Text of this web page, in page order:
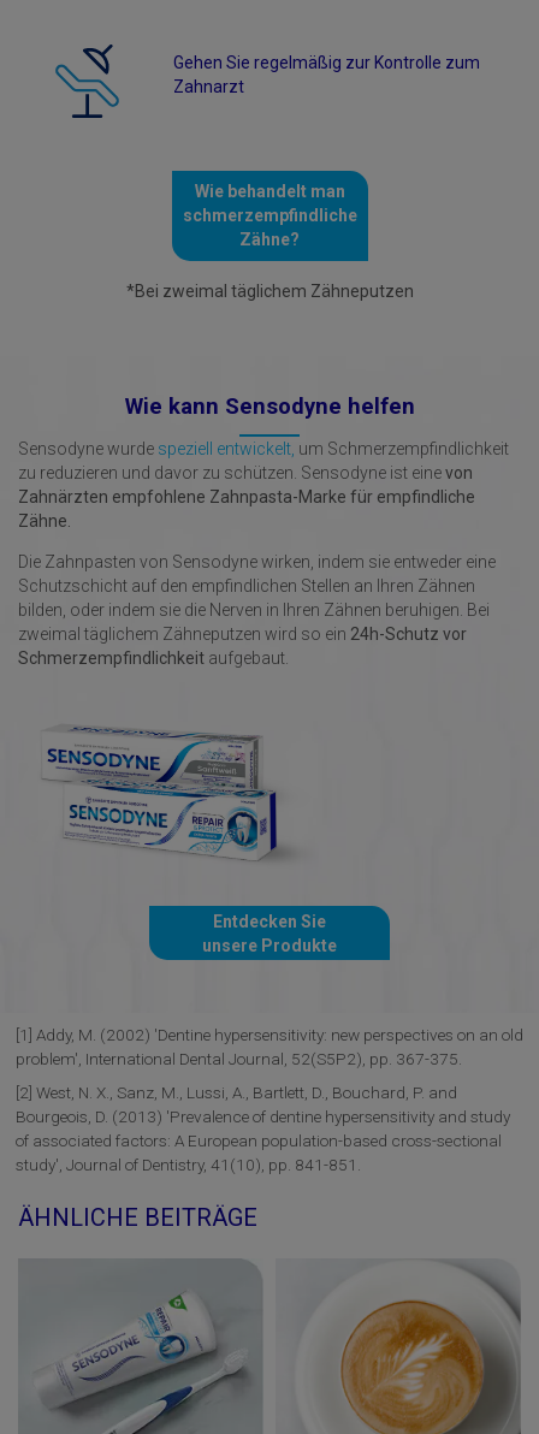
Gehen Sie regelmäßig zur Kontrolle zum
Zahnarzt
Wie behandelt man
schmerzempfindliche
Zähne?
*Bei zweimal täglichem Zähneputzen
Wie kann Sensodyne helfen
Sensodyne wurde speziell entwickelt, um Schmerzempfindlichkeit
zu reduzieren und davor zu schützen. Sensodyne ist einevon
Zahnärzten empfohlene Zahnpasta-Marke für empfindliche
Zähne.
Die Zahnpasten von Sensodyne wirken, indem sie entweder eine
Schutzschicht auf den empfindlichen Stellen an Ihren Zähnen
bilden, oder indem sie die Nerven in Ihren Zähnen beruhigen. Bei
zweimal täglichem Zähneputzen wird so ein 24h-Schutz vor
Schmerzempfindlichkeit aufgebaut.
Entdecken Sie
unsere Produkte
[1] Addy, M. (2002) 'Dentine hypersensitivity: new perspectives on an old
problem', International Dental Journal, 52(S5P2), pp. 367-375.
[2] West, N. X., Sanz, M., Lussi, A., Bartlett, D., Bouchard, P. and
Bourgeois, D. (2013) 'Prevalence of dentine hypersensitivity and study
of associated factors: A European population-based cross-sectional
study', Journal of Dentistry, 41(10), pp. 841-851.
ÄHNLICHE BEITRÄGE